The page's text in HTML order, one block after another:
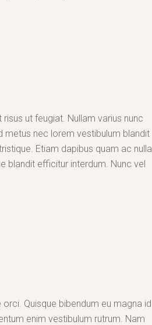
ut feugiat. Nullam varius nunc
metus nec lorem vestibulum blandit
Etiam dapibus quam ac nulla
blandit efficitur interdum. Nunc vel
Quisque bibendum eu magna id
enim vestibulum rutrum. Nam